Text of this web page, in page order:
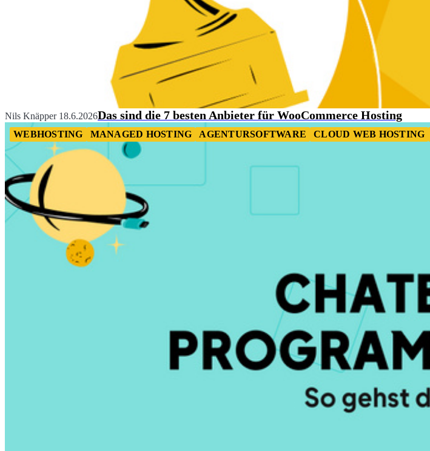
Nils Knäpper 18.6.2026Das sind die 7 besten Anbieter für WooCommerce Hosting
WEBHOSTING MANAGED HOSTING AGENTURSOFTWARE CLOUD WEB HOSTING